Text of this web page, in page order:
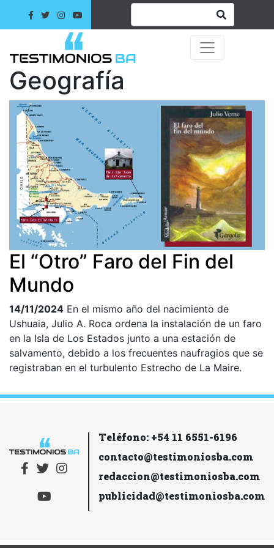
Geografía
El “Otro” Faro del Fin del
Mundo
14/11/2024 En el mismo año del nacimiento de
Ushuaia, Julio A. Roca ordena la instalación de un faro
en la Isla de Los Estados junto a una estación de
salvamento, debido a los frecuentes naufragios que se
registraban en el turbulento Estrecho de La Maire.
Teléfono: +54 11 6551-6196
contacto@testimoniosba.com
redaccion@testimoniosba.com
publicidad@testimoniosba.com